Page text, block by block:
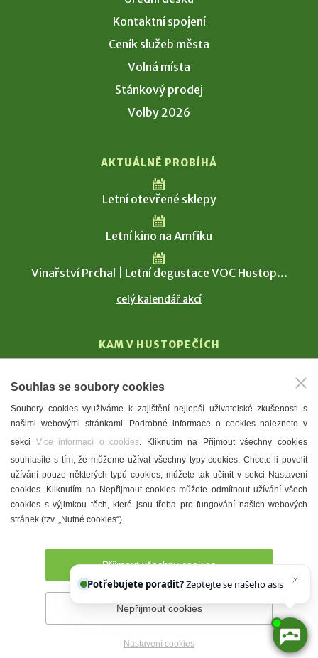
Kontaktní spojení
Ceník služeb města
Volná místa
Stánkový prodej
Volby 2026
AKTUÁLNĚ PROBÍHÁ
Letní otevřené sklepy
Letní kino na Amfiku
Vinařství Prchal | Letní degustace VOC Hustop...
celý kalendář akcí
KAM V HUSTOPEČÍCH
T. G. Masaryk
Mandloně
Ubytování
Restaurace
Městské muzeum a galerie
Denní meníčka
Prohlášení o přístupnosti Správce webu
Souhlas se soubory cookies
Soubory cookies využíváme k zajištění nejlepší uživatelské zkušenosti s
našimi webovými stránkami. Podrobné informace o cookies naleznete v
sekci Více informací o cookies. Kliknutím na Přijmout všechny cookies
souhlasíte s tím, že můžeme užívat všechny typy cookies. Chcete-li povolit
užívání pouze některých typů cookies, můžete tak učinit v sekci Nastavení
cookies. Kliknutím na Nepřijmout cookies můžete odmítnout užívání všech
cookies s výjimkou těch, které jsou třeba pro fungování našich webových
stránek (tzv. „Nutné cookies“).
Přijmout všechny cookies
Nepřijmout cookies
Nastavení cookies
Potřebujete poradit?
Chettyho.